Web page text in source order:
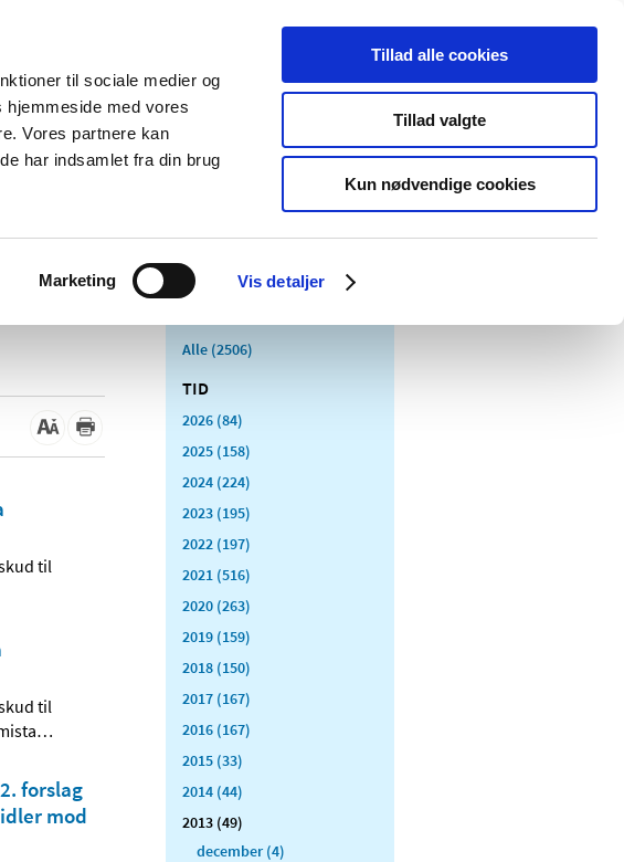
til sociale medier og
med vores
Vores partnere kan
har indsamlet fra din brug
Marketing Vis detaljer
Tillad alle cookies
Tillad valgte
Kun nødvendige cookies
Kontakt Udgivelser
salg af
Medicinsk
Særlige
produktområder
til
til
…
forslag
mod
Alle (2506)
TID
2026 (84)
2025 (158)
2024 (224)
2023 (195)
2022 (197)
2021 (516)
2020 (263)
2019 (159)
2018 (150)
2017 (167)
2016 (167)
2015 (33)
2014 (44)
2013 (49)
december (4)